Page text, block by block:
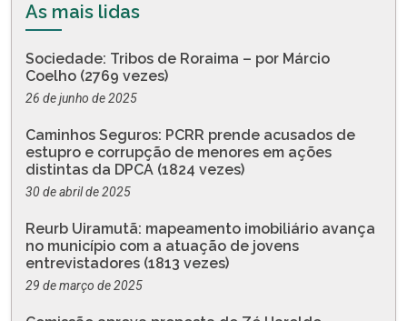
As mais lidas
Sociedade: Tribos de Roraima – por Márcio
Coelho (2769 vezes)
26 de junho de 2025
Caminhos Seguros: PCRR prende acusados de
estupro e corrupção de menores em ações
distintas da DPCA (1824 vezes)
30 de abril de 2025
Reurb Uiramutã: mapeamento imobiliário avança
no município com a atuação de jovens
entrevistadores (1813 vezes)
29 de março de 2025